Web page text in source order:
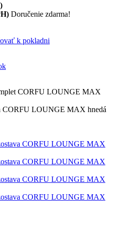
Doručenie zdarma!
k pokladni
CORFU LOUNGE MAX